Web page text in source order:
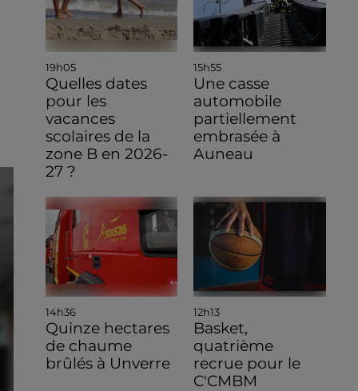
19h05
Quelles dates
pour les
vacances
scolaires de la
zone B en 2026-
27 ?
15h55
Une casse
automobile
partiellement
embrasée à
Auneau
14h36
Quinze hectares
de chaume
brûlés à Unverre
12h13
Basket,
quatrième
recrue pour le
C'CMBM